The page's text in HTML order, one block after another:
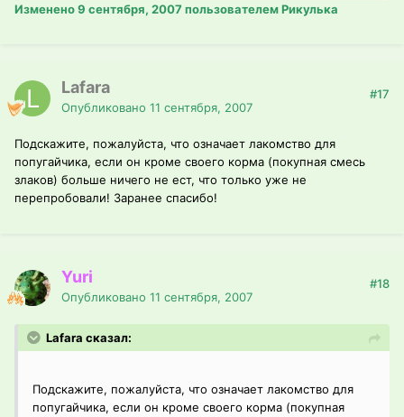
Изменено9 сентября, 2007 пользователем Рикулька
Lafara
Опубликовано 11 сентября, 2007
#17
Подскажите, пожалуйста, что означает лакомство для
попугайчика, если он кроме своего корма (покупная смесь
злаков) больше ничего не ест, что только уже не
перепробовали! Заранее спасибо!
Yuri
Опубликовано 11 сентября, 2007
#18
Lafara сказал:
Подскажите, пожалуйста, что означает лакомство для
попугайчика, если он кроме своего корма (покупная